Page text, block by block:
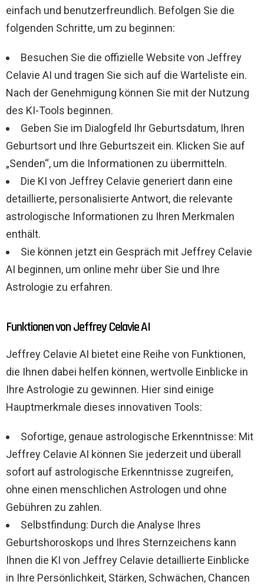
einfach und benutzerfreundlich. Befolgen Sie die
folgenden Schritte, um zu beginnen:
Besuchen Sie die offizielle Website von Jeffrey
Celavie AI und tragen Sie sich auf die Warteliste ein.
Nach der Genehmigung können Sie mit der Nutzung
des KI-Tools beginnen.
Geben Sie im Dialogfeld Ihr Geburtsdatum, Ihren
Geburtsort und Ihre Geburtszeit ein. Klicken Sie auf
„Senden“, um die Informationen zu übermitteln.
Die KI von Jeffrey Celavie generiert dann eine
detaillierte, personalisierte Antwort, die relevante
astrologische Informationen zu Ihren Merkmalen
enthält.
Sie können jetzt ein Gespräch mit Jeffrey Celavie
AI beginnen, um online mehr über Sie und Ihre
Astrologie zu erfahren.
Funktionen von Jeffrey Celavie AI
Jeffrey Celavie AI bietet eine Reihe von Funktionen,
die Ihnen dabei helfen können, wertvolle Einblicke in
Ihre Astrologie zu gewinnen. Hier sind einige
Hauptmerkmale dieses innovativen Tools:
Sofortige, genaue astrologische Erkenntnisse: Mit
Jeffrey Celavie AI können Sie jederzeit und überall
sofort auf astrologische Erkenntnisse zugreifen,
ohne einen menschlichen Astrologen und ohne
Gebühren zu zahlen.
Selbstfindung: Durch die Analyse Ihres
Geburtshoroskops und Ihres Sternzeichens kann
Ihnen die KI von Jeffrey Celavie detaillierte Einblicke
in Ihre Persönlichkeit, Stärken, Schwächen, Chancen